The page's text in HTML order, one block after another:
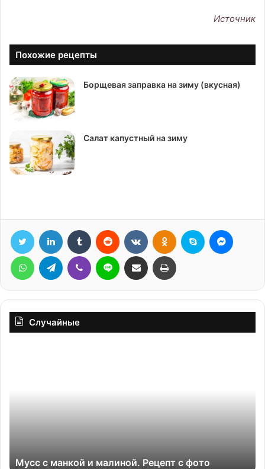
Источник
Похожие рецепты
Борщевая заправка на зиму (вкусная)
Салат капустный на зиму
Twitter LinkedIn Tumblr Reddit ВконтактеОдноклассники
Skype
WhatsAppTelegram Viber Line Поделиться через электронную почту Печатать
Случайные
Мусс с манкой и малиной. Рецепт с фото